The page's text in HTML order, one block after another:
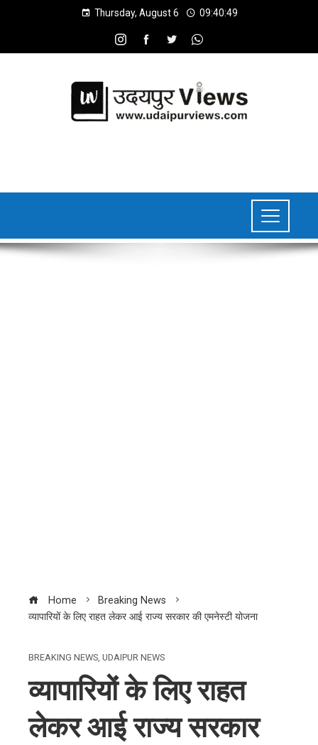
Thursday, August 6 09:40:50
Home
Breaking News
व्यापारियों के लिए राहत लेकर आई राज्य सरकार की एमनेस्टी योजना
BREAKING NEWS, UDAIPUR NEWS
व्यापारियों के लिए राहत
लेकर आई राज्य सरकार